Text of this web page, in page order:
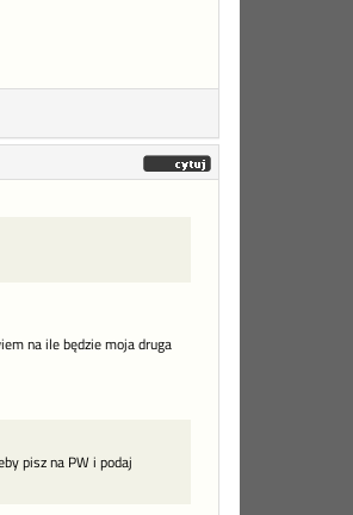
na ile będzie moja druga
pisz na PW i podaj